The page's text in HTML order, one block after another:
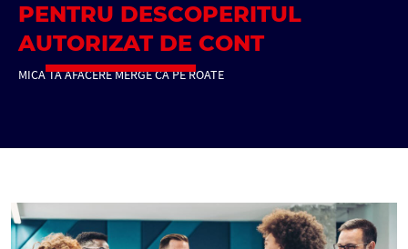
PENTRU DESCOPERITUL
AUTORIZAT DE CONT
MICA TA AFACERE MERGE CA PE ROATE